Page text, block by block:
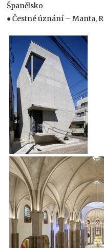
Španělsko
● Čestné úznání – Manta,